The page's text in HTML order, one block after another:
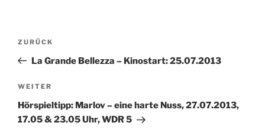
Beitragsnavigation
Vorheriger
Beitrag
ZURÜCK
La Grande Bellezza – Kinostart: 25.07.2013
Nächster
Beitrag
WEITER
Hörspieltipp: Marlov – eine harte Nuss, 27.07.2013,
17.05 & 23.05 Uhr, WDR 5